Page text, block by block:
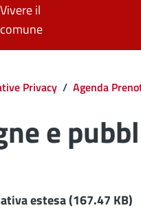
Vivere il
comune
Privacy / Agenda
e
estesa(167.47 KB)